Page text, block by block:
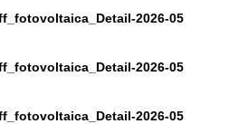
2026-05
2026-05
2026-05